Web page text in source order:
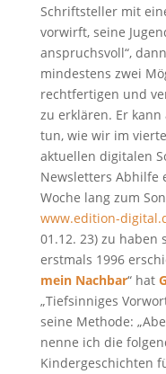
Schriftsteller mit
vorwirft, seine
anspruchsvoll“,
mindestens zwei
rechtfertigen und
zu erklären. Er
tun, wie wir im
aktuellen digitalen
Newsletters Abhilfe
Woche lang zum
www.edition-
01.12. 23) zu haben
erstmals 1996
mein Nachbar“ hat
„Tiefsinniges
seine Methode:
nenne ich die
Kindergeschichten